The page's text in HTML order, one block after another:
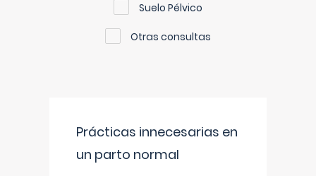
Suelo Pélvico
Otras consultas
Prácticas innecesarias en
un parto normal